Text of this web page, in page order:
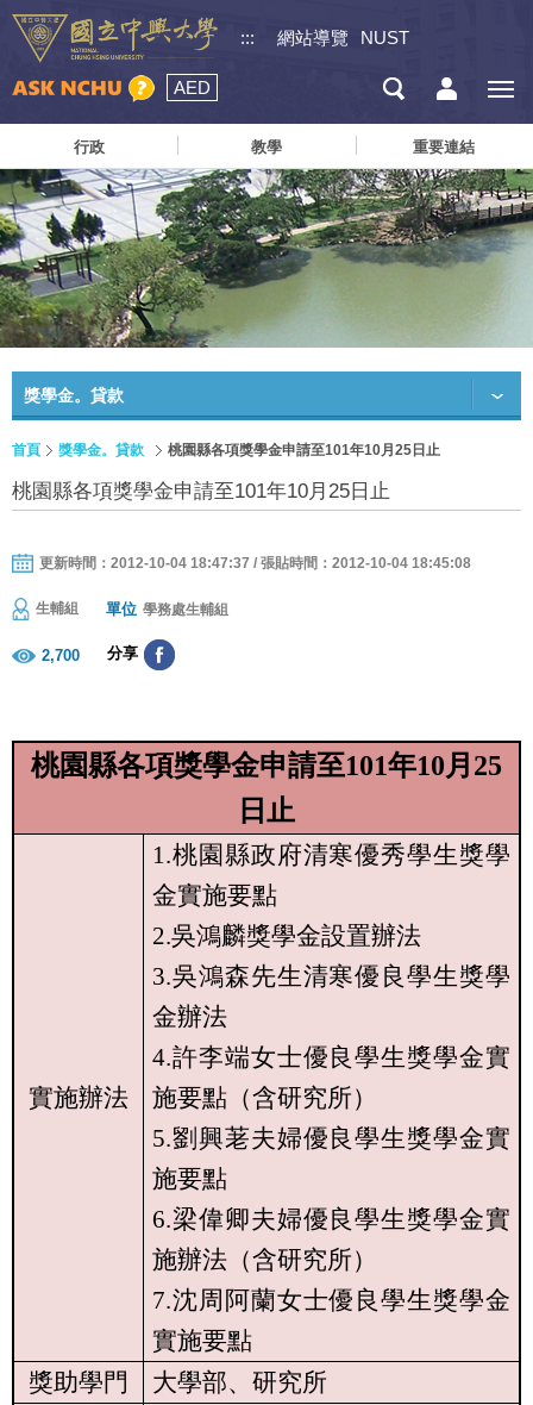
::: 網站導覽 NUST
AED
行政 教學 重要連結
獎學金。貸款
首頁 獎學金。貸款 桃園縣各項獎學金申請至101年10月25日止
桃園縣各項獎學金申請至101年10月25日止
更新時間：2012-10-04 18:47:37 / 張貼時間：2012-10-04 18:45:08
生輔組 單位 學務處生輔組
2,700 分享
桃園縣各項獎學金申請至101年10月 25
日止
實施辦法
1.桃園縣政府清寒優秀學生獎學
金實施要點
2.吳鴻麟獎學金設置辦法
3.吳鴻森先生清寒優良學生獎學
金辦法
4.許李端女士優良學生獎學金實
施要點（含研究所）
5.劉興荖夫婦優良學生獎學金實
施要點
6.梁偉卿夫婦優良學生獎學金實
施辦法（含研究所）
7.沈周阿蘭女士優良學生獎學金
實施要點
獎助學門
大學部、研究所